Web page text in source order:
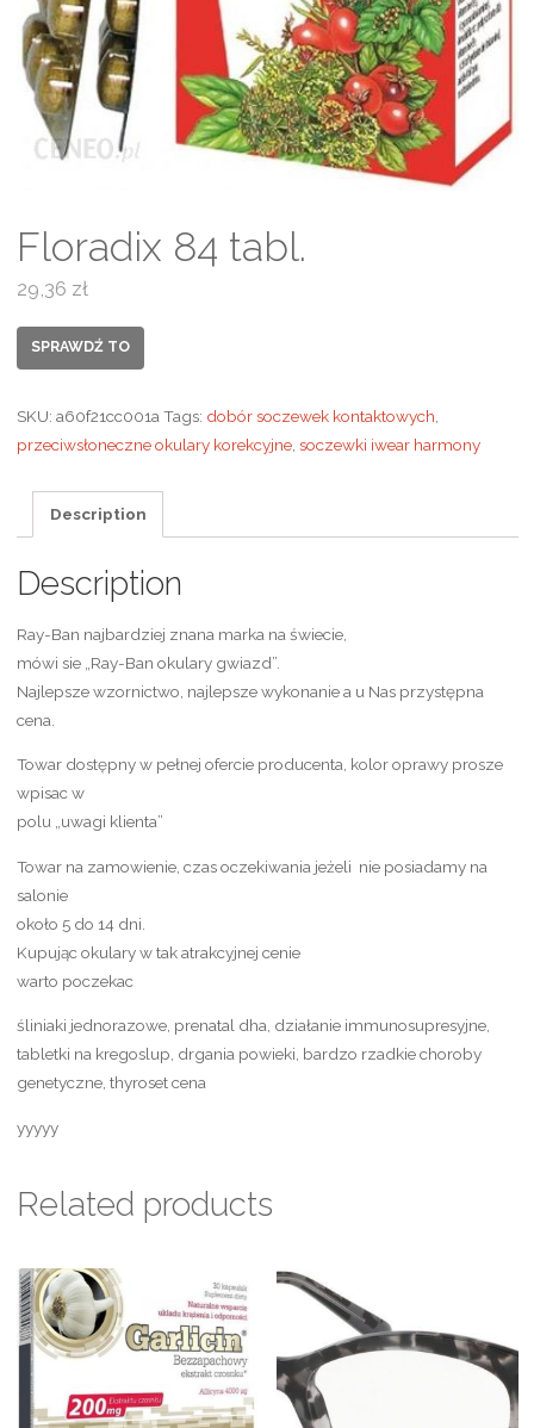
Floradix 84 tabl.
29,36 zł
SPRAWDŹ TO
SKU: a60f21cc001a Tags: dobór soczewek kontaktowych
przeciwsłoneczne okulary korekcyjne, soczewki iwear harmony
Description
Description
Ray-Ban najbardziej znana marka na świecie,
mówi sie „Ray-Ban okulary gwiazd”.
Najlepsze wzornictwo, najlepsze wykonanie a u Nas przystępna
cena.
Towar dostępny w pełnej ofercie producenta, kolor oprawy prosze
wpisac w
polu „uwagi klienta”
Towar na zamowienie, czas oczekiwania jeżeli nie posiadamy na
salonie
około 5 do 14 dni.
Kupując okulary w tak atrakcyjnej cenie
warto poczekac
śliniaki jednorazowe, prenatal dha, działanie immunosupresyjne,
tabletki na kregoslup, drgania powieki, bardzo rzadkie choroby
genetyczne, thyroset cena
yyyyy
Related products